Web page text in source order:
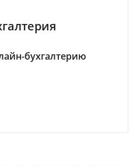
бухгалтерию